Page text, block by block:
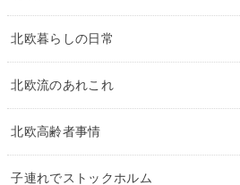
北欧暮らしの日常
北欧流のあれこれ
北欧高齢者事情
子連れでストックホルム